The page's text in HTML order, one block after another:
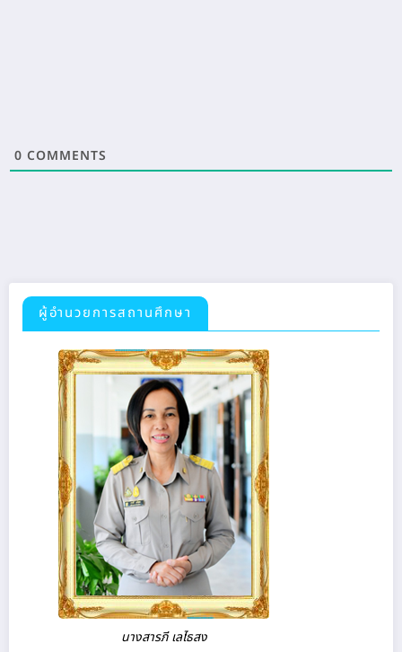
0 COMMENTS
ผู้อำนวยการสถานศึกษา
นางสารภี เลไธสง